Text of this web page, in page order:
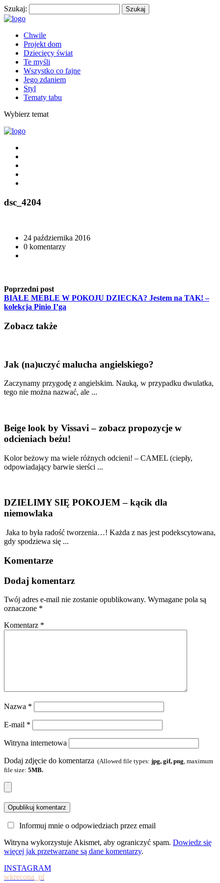
Szukaj:
Chwile
Projekt dom
Dziecięcy świat
Te myśli
Wszystko co fajne
Jego zdaniem
Styl
Tematy tabu
Wybierz temat
dsc_4204
24 października 2016
0 komentarzy
Poprzedni post
BIAŁE MEBLE W POKOJU DZIECKA? Jestem na TAK! –
kolekcja Pinio I’ga
Zobacz także
Jak (na)uczyć malucha angielskiego?
Zaczynamy przygodę z angielskim. Nauką, w przypadku dwulatka,
tego nie można nazwać, ale ...
Beige look by Vissavi – zobacz propozycje w
odcieniach beżu!
Kolor beżowy ma wiele różnych odcieni! – CAMEL (ciepły,
odpowiadający barwie sierści ...
DZIELIMY SIĘ POKOJEM – kącik dla
niemowlaka
Jaka to była radość tworzenia…! Każda z nas jest podekscytowana,
gdy spodziewa się ...
Komentarze
Dodaj komentarz
Twój adres e-mail nie zostanie opublikowany. Wymagane pola są
oznaczone *
Komentarz *
Nazwa *
E-mail *
Witryna internetowa
Dodaj zdjęcie do komentarza (Allowed file types: jpg, gif, png, maximum
file size: 5MB.
Informuj mnie o odpowiedziach przez email
Witryna wykorzystuje Akismet, aby ograniczyć spam. Dowiedz się
więcej jak przetwarzane są dane komentarzy.
INSTAGRAM
wkrecona_pl